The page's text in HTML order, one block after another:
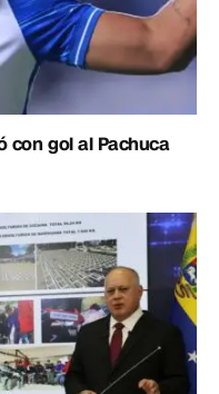
con gol al Pachuca